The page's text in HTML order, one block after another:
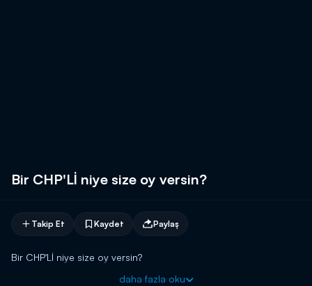
Bir CHP'Lİ niye size oy versin?
Takip Et Kaydet Paylaş
Bir CHP'Lİ niye size oy versin?
daha fazla oku